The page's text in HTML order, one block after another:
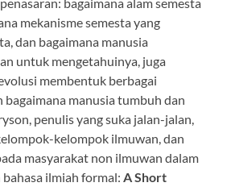
mekanisme semesta yang
dan bagaimana manusia
untuk mengetahuinya, juga
membentuk berbagai
bagaimana manusia tumbuh dan
penulis yang suka jalan-jalan,
kelompok ilmuwan, dan
masyarakat non ilmuwan dalam
bahasa ilmiah formal: A Short